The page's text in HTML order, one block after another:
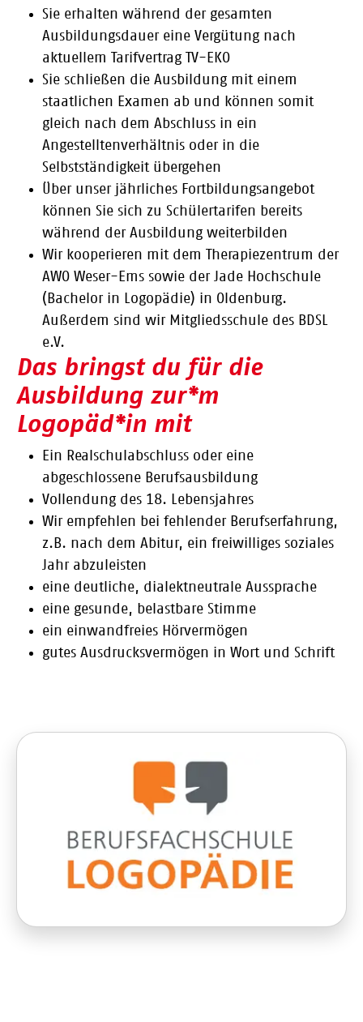
Sie erhalten während der gesamten
Ausbildungsdauer eine Vergütung nach
aktuellem Tarifvertrag TV-EKO
Sie schließen die Ausbildung mit einem
staatlichen Examen ab und können somit
gleich nach dem Abschluss in ein
Angestelltenverhältnis oder in die
Selbstständigkeit übergehen
Über unser jährliches Fortbildungsangebot
können Sie sich zu Schülertarifen bereits
während der Ausbildung weiterbilden
Wir kooperieren mit dem Therapiezentrum der
AWO Weser-Ems sowie der Jade Hochschule
(Bachelor in Logopädie) in Oldenburg.
Außerdem sind wir Mitgliedsschule des BDSL
e.V.
Das bringst du für die
Ausbildung zur*m
Logopäd*in mit
Ein Realschulabschluss oder eine
abgeschlossene Berufsausbildung
Vollendung des 18. Lebensjahres
Wir empfehlen bei fehlender Berufserfahrung,
z.B. nach dem Abitur, ein freiwilliges soziales
Jahr abzuleisten
eine deutliche, dialektneutrale Aussprache
eine gesunde, belastbare Stimme
ein einwandfreies Hörvermögen
gutes Ausdrucksvermögen in Wort und Schrift